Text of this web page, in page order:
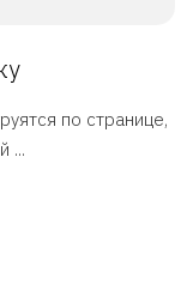
по странице,
...